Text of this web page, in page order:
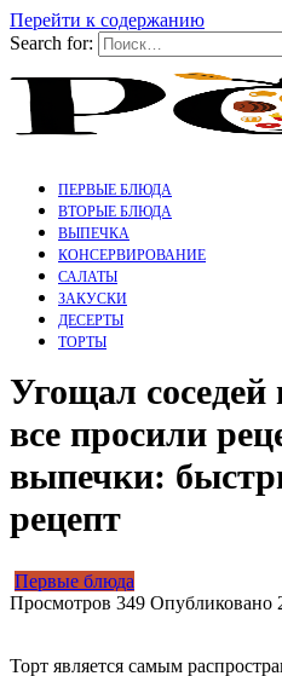
Перейти к содержанию
Search for:
ПЕРВЫЕ БЛЮДА
ВТОРЫЕ БЛЮДА
ВЫПЕЧКА
КОНСЕРВИРОВАНИЕ
САЛАТЫ
ЗАКУСКИ
ДЕСЕРТЫ
ТОРТЫ
Угощал соседей
все просили
выпечки:
рецепт
Первые блюда
Просмотров 349 Опубликовано
Торт является самым